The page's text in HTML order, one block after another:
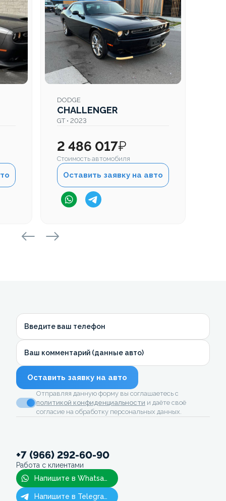
DODGE
CHALLENGER
GT • 2023
2 486 017₽
Стоимость автомобиля
Оставить заявку на авто
Введите ваш телефон
Ваш комментарий (данные авто)
Оставить заявку на авто
Отправляя данную форму вы соглашаетесь с
политикой конфиденциальности и даёте своё
согласие на обработку персональных данных.
+7 (966) 292-60-90
Работа с клиентами
Напишите в Whatsapp
Напишите в Telegram